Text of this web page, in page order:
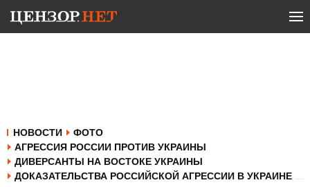
НОВОСТИ
ФОТО
АГРЕССИЯ РОССИИ ПРОТИВ УКРАИНЫ
ДИВЕРСАНТЫ НА ВОСТОКЕ УКРАИНЫ
ДОКАЗАТЕЛЬСТВА РОССИЙСКОЙ АГРЕССИИ В УКРАИНЕ